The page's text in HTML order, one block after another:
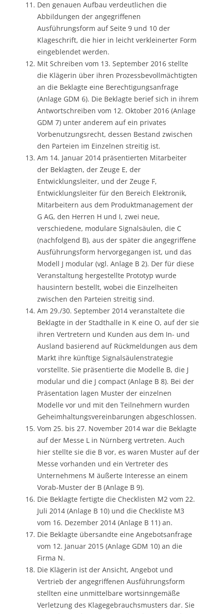
Den genauen Aufbau verdeutlichen die
Abbildungen der angegriffenen
Ausführungsform auf Seite 9 und 10 der
Klageschrift, die hier in leicht verkleinerter Form
eingeblendet werden.
Mit Schreiben vom 13. September 2016 stellte
die Klägerin über ihren Prozessbevollmächtigten
an die Beklagte eine Berechtigungsanfrage
(Anlage GDM 6). Die Beklagte berief sich in ihrem
Antwortschreiben vom 12. Oktober 2016 (Anlage
GDM 7) unter anderem auf ein privates
Vorbenutzungsrecht, dessen Bestand zwischen
den Parteien im Einzelnen streitig ist.
Am 14. Januar 2014 präsentierten Mitarbeiter
der Beklagten, der Zeuge E, der
Entwicklungsleiter, und der Zeuge F,
Entwicklungsleiter für den Bereich Elektronik,
Mitarbeitern aus dem Produktmanagement der
G AG, den Herren H und I, zwei neue,
verschiedene, modulare Signalsäulen, die C
(nachfolgend B), aus der später die angegriffene
Ausführungsform hervorgegangen ist, und das
Modell J modular (vgl. Anlage B 2). Der für diese
Veranstaltung hergestellte Prototyp wurde
hausintern bestellt, wobei die Einzelheiten
zwischen den Parteien streitig sind.
Am 29./30. September 2014 veranstaltete die
Beklagte in der Stadthalle in K eine O, auf der sie
ihren Vertretern und Kunden aus dem In- und
Ausland basierend auf Rückmeldungen aus dem
Markt ihre künftige Signalsäulenstrategie
vorstellte. Sie präsentierte die Modelle B, die J
modular und die J compact (Anlage B 8). Bei der
Präsentation lagen Muster der einzelnen
Modelle vor und mit den Teilnehmern wurden
Geheimhaltungsvereinbarungen abgeschlossen.
Vom 25. bis 27. November 2014 war die Beklagte
auf der Messe L in Nürnberg vertreten. Auch
hier stellte sie die B vor, es waren Muster auf der
Messe vorhanden und ein Vertreter des
Unternehmens M äußerte Interesse an einem
Vorab-Muster der B (Anlage B 9).
Die Beklagte fertigte die Checklisten M2 vom 22.
Juli 2014 (Anlage B 10) und die Checkliste M3
vom 16. Dezember 2014 (Anlage B 11) an.
Die Beklagte übersandte eine Angebotsanfrage
vom 12. Januar 2015 (Anlage GDM 10) an die
Firma N.
Die Klägerin ist der Ansicht, Angebot und
Vertrieb der angegriffenen Ausführungsform
stellten eine unmittelbare wortsinngemäße
Verletzung des Klagegebrauchsmusters dar. Sie